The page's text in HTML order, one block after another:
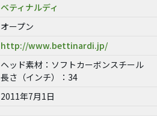
ベティナルディ
オープン
http://www.bettinardi.jp/
ヘッド素材：ソフトカーボンスチール
長さ（インチ）：34
2011年7月1日